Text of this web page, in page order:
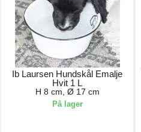
Ib Laursen Hundskål Emalje
Hvit 1 L
H 8 cm, Ø 17 cm
På lager